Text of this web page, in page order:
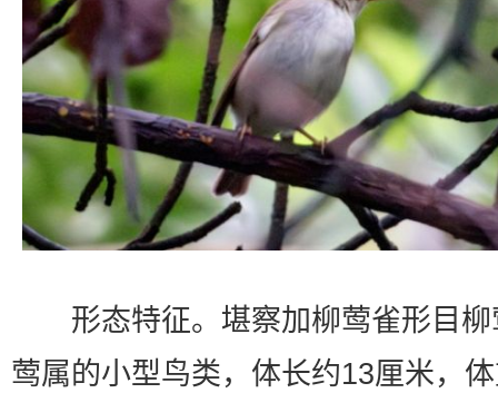
形态特征。堪察加柳莺雀形目柳
莺属的小型鸟类，体长约13厘米，